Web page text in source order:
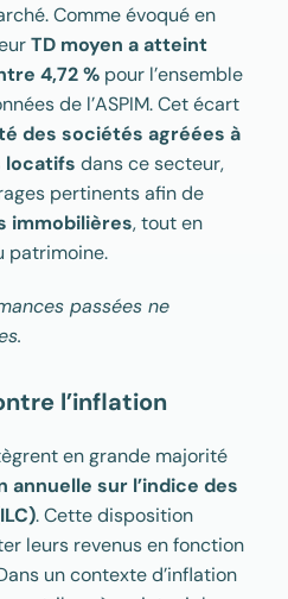
Comme évoqué en
TD moyen a atteint
4,72 % pour l’ensemble
de l’ASPIM. Cet écart
des sociétés agréées à
locatifs dans ce secteur,
pertinents afin de
immobilières, tout en
patrimoine.
passées ne
l’inflation
en grande majorité
annuelle sur l’indice des
. Cette disposition
leurs revenus en fonction
un contexte d’inflation